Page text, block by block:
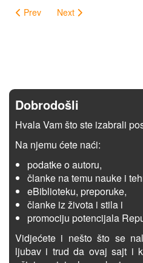
Prev Next
Dobrodošli
Hvala Vam što ste izabrali
Na njemu ćete naći:
podatke o autoru,
članke na temu nauke i
eBiblioteku, preporuke,
članke iz života i stila i
promociju potencijala
Vidjećete i nešto što se
ljubav i trud da ovaj sajt i